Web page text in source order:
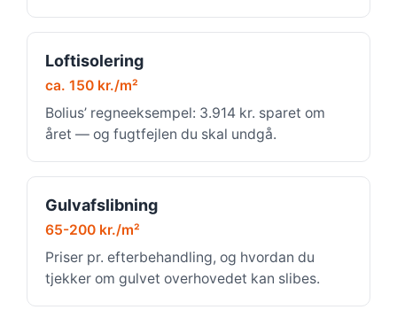
Loftisolering
ca. 150 kr./m²
Bolius’ regneeksempel: 3.914 kr. sparet om
året — og fugtfejlen du skal undgå.
Gulvafslibning
65-200 kr./m²
Priser pr. efterbehandling, og hvordan du
tjekker om gulvet overhovedet kan slibes.